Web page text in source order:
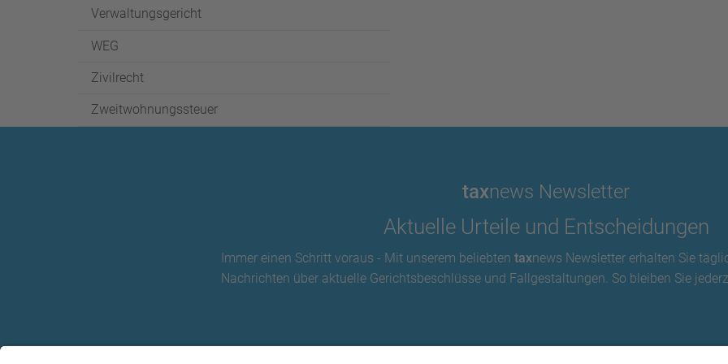
Verwaltungsgericht
WEG
Zivilrecht
Zweitwohnungssteuer
taxnews Newsletter
Aktuelle Urteile und Entscheidungen
Immer einen Schritt voraus - Mit unserem beliebten taxnews Newsletter erhalten Sie
Nachrichten über aktuelle Gerichtsbeschlüsse und Fallgestaltungen. So bleiben Sie